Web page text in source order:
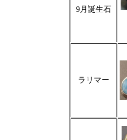
9月誕生石
ラリマー